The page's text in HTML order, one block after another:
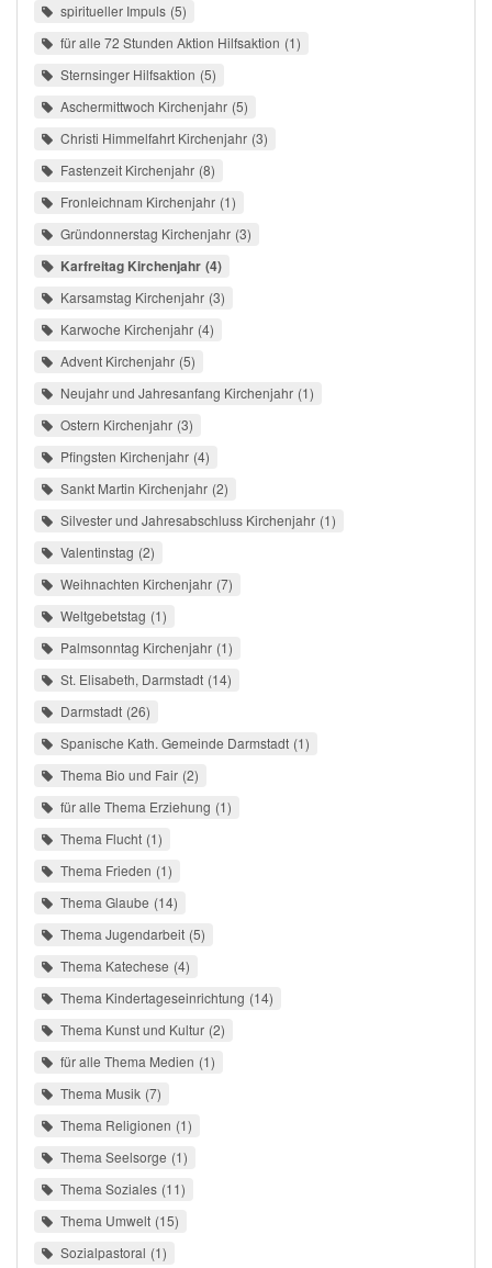
spiritueller Impuls 5
für alle 72 Stunden Aktion Hilfsaktion 1
Sternsinger Hilfsaktion 5
Aschermittwoch Kirchenjahr 5
Christi Himmelfahrt Kirchenjahr 3
Fastenzeit Kirchenjahr 8
Fronleichnam Kirchenjahr 1
Gründonnerstag Kirchenjahr 3
Karfreitag Kirchenjahr 4
Karsamstag Kirchenjahr 3
Karwoche Kirchenjahr 4
Advent Kirchenjahr 5
Neujahr und Jahresanfang Kirchenjahr 1
Ostern Kirchenjahr 3
Pfingsten Kirchenjahr 4
Sankt Martin Kirchenjahr 2
Silvester und Jahresabschluss Kirchenjahr 1
Valentinstag 2
Weihnachten Kirchenjahr 7
Weltgebetstag 1
Palmsonntag Kirchenjahr 1
St. Elisabeth, Darmstadt 14
Darmstadt 26
Spanische Kath. Gemeinde Darmstadt 1
Thema Bio und Fair 2
für alle Thema Erziehung 1
Thema Flucht 1
Thema Frieden 1
Thema Glaube 14
Thema Jugendarbeit 5
Thema Katechese 4
Thema Kindertageseinrichtung 14
Thema Kunst und Kultur 2
für alle Thema Medien 1
Thema Musik 7
Thema Religionen 1
Thema Seelsorge 1
Thema Soziales 11
Thema Umwelt 15
Sozialpastoral 1